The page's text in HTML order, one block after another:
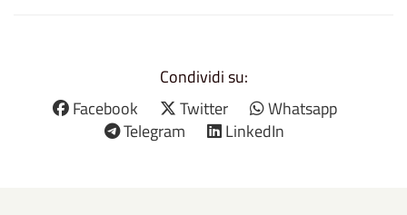
Condividi su:
Facebook
Twitter
Whatsapp
Telegram
LinkedIn